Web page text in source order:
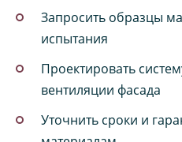
Запросить образцы
испытания
Проектировать
вентиляции фасада
Уточнить сроки и